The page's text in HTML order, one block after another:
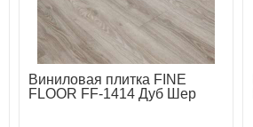
Виниловая плитка FINE
FLOOR FF-1414 Дуб Шер